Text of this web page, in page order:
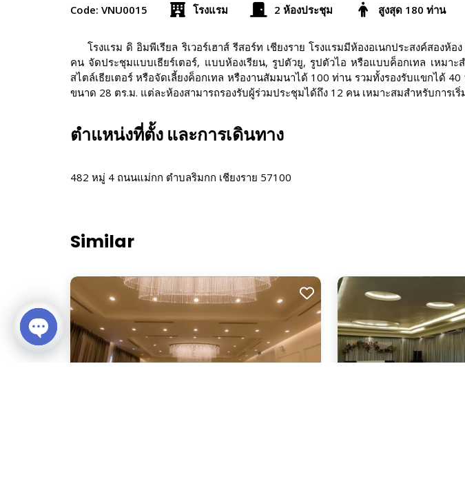
Code: VNU0015 โรงแรม 2 ห้องประชุม สูงสุด 180 ท่าน
โรงแรม ดิ อิมพีเรียล ริเวอร์เฮาส์ รีสอร์ท เชียงราย โรงแรมมีห้องอเนกประสงค์สองห้
คน จัดประชุมแบบเธียร์เตอร์, แบบห้องเรียน, รูปตัวยู, รูปตัวไอ หรือแบบค็อกเทล เหม
สไตล์เธียเตอร์ หรือจัดเลี้ยงค็อกเทล หรืองานสัมมนาได้ 100 ท่าน รวมทั้งรองรับแขกได้
ขนาด 28 ตร.ม. แต่ละห้องสามารถรองรับผู้ร่วมประชุมได้ถึง 12 คน เหมาะสมสำหรับการ
ตำแหน่งที่ตั้ง และการเดินทาง
482 หมู่ 4 ถนนแม่กก ตำบลริมกก เชียงราย 57100
Similar
Open chaty